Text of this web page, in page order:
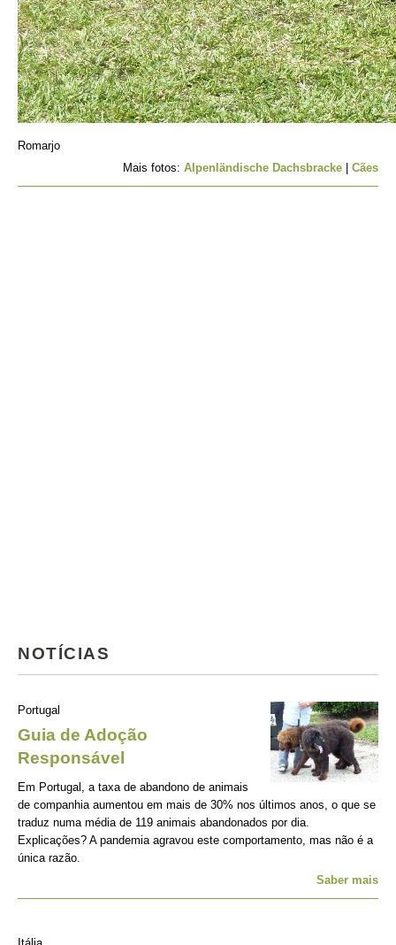
Romarjo
Mais fotos: Alpenländische Dachsbracke Cães
NOTÍCIAS
Portugal
Guia de Adoção
Responsável
Em Portugal, a taxa de abandono de animais
de companhia aumentou em mais de 30% nos últimos anos, o que se
traduz numa média de 119 animais abandonados por dia.
Explicações? A pandemia agravou este comportamento, mas não é a
única razão.
Saber mais